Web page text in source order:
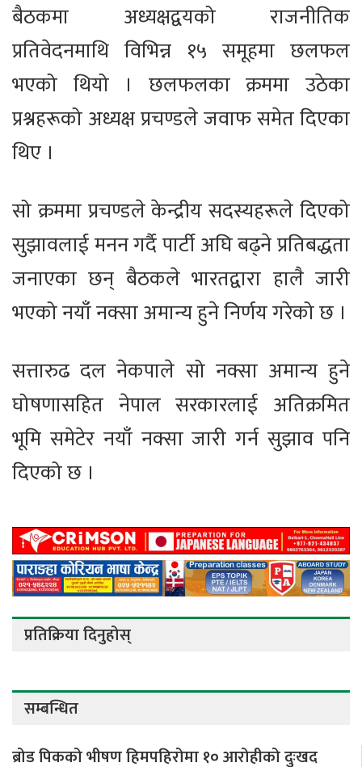
बैठकमा अध्यक्षद्वयको राजनीतिक
प्रतिवेदनमाथि विभिन्न १५ समूहमा छलफल
भएको थियो । छलफलका क्रममा उठेका
प्रश्नहरूको अध्यक्ष प्रचण्डले जवाफ समेत दिएका
थिए ।
सो क्रममा प्रचण्डले केन्द्रीय सदस्यहरूले दिएको
सुझावलाई मनन गर्दै पार्टी अघि बढ्ने प्रतिबद्धता
जनाएका छन् बैठकले भारतद्वारा हालै जारी
भएको नयाँ नक्सा अमान्य हुने निर्णय गरेको छ ।
सत्तारुढ दल नेकपाले सो नक्सा अमान्य हुने
घोषणासहित नेपाल सरकारलाई अतिक्रमित
भूमि समेटेर नयाँ नक्सा जारी गर्न सुझाव पनि
दिएको छ ।
प्रतिक्रिया दिनुहोस्
सम्बन्धित
ब्रोड पिकको भीषण हिमपहिरोमा १० आरोहीको दुःखद